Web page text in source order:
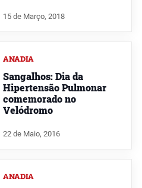
15 de Março, 2018
ANADIA
Sangalhos: Dia da
Hipertensão Pulmonar
comemorado no
Velódromo
22 de Maio, 2016
ANADIA